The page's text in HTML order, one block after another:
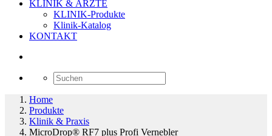
KLINIK & ÄRZTE
KLINIK-Produkte
Klinik-Katalog
KONTAKT
Home
Produkte
Klinik & Praxis
MicroDrop® RF7 plus Profi Vernebler